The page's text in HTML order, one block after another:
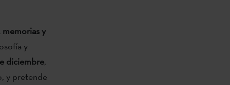
y
y
diciembre,
y pretende